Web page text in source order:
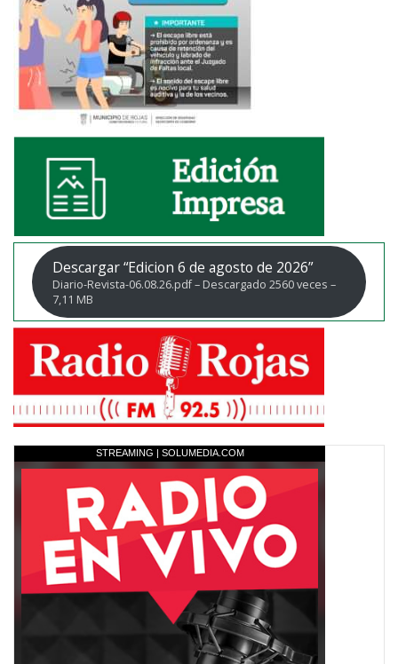
Descargar “Edicion 6 de agosto de 2026”
Diario-Revista-06.08.26.pdf – Descargado 2560 veces –
7,11 MB